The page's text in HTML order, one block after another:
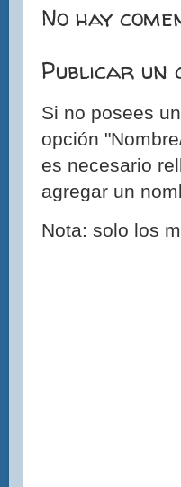
No hay
Publicar un
Si no posees
opción
es necesario
agregar un
Nota: solo los